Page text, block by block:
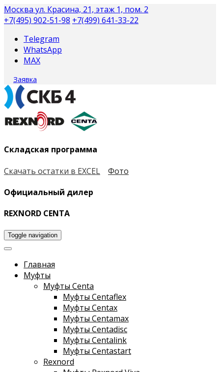
Москва ул. Красина, 21, этаж 1, пом. 2
+7(495) 902-51-98 +7(499) 641-33-22
Telegram
WhatsApp
MAX
Заявка
Складская программа
Скачать остатки в EXCEL
Фото
Официальный дилер
REXNORD CENTA
Toggle navigation
Главная
Муфты
Муфты Centa
Муфты Centaflex
Муфты Centax
Муфты Centamax
Муфты Centadisc
Муфты Centalink
Муфты Centastart
Rexnord